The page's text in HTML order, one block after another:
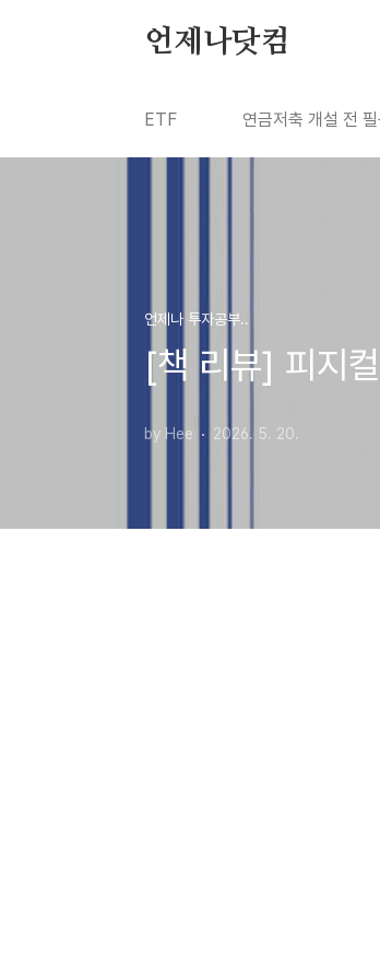
언제나닷컴
ETF 연금저축 개설 전
언제나 투자공부..
[책 리뷰] 피지
by Hee 2026. 5. 20.